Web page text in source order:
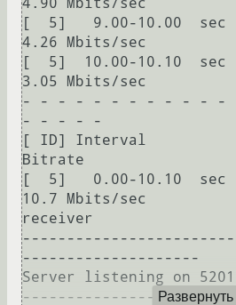
4.90 Mbits/sec
[  5]   9.00-10.00  sec
4.26 Mbits/sec
[  5]  10.00-10.10  sec
3.05 Mbits/sec
- - - - - - - - - - - -
- - - - -
[ ID] Interval
Bitrate
[  5]   0.00-10.10  sec
10.7 Mbits/sec
receiver
--------------------
Server listening on
Развернуть